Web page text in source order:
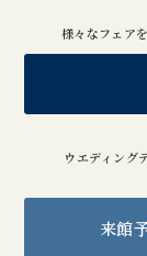
様々なフェア
ウエディング
来館